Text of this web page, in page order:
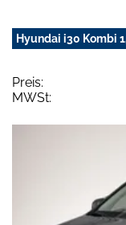
Hyundai i30 Kombi
Preis:
MWSt: